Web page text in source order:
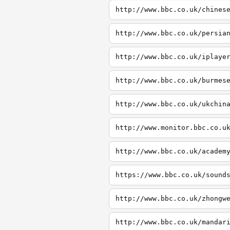
http://www.bbc.co.uk/chinese
http://www.bbc.co.uk/persian
http://www.bbc.co.uk/iplayer
http://www.bbc.co.uk/burmese
http://www.bbc.co.uk/ukchina
http://www.monitor.bbc.co.uk
http://www.bbc.co.uk/academy
https://www.bbc.co.uk/sounds
http://www.bbc.co.uk/
http://www.bbc.co.uk/